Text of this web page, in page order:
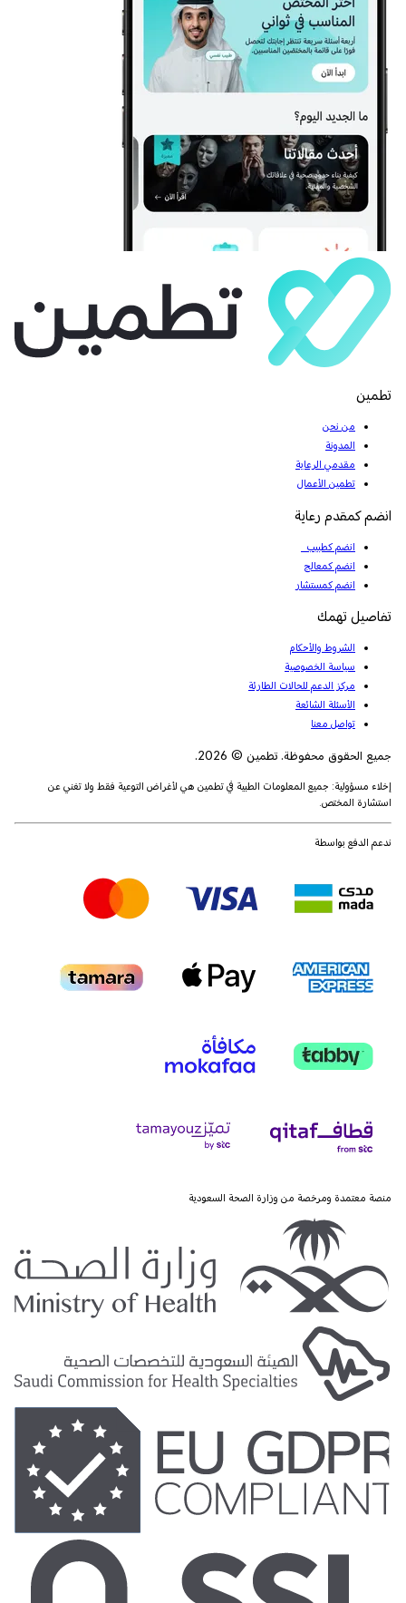
تطمين
من نحن
المدونة
مقدمي الرعاية
تطمين الأعمال
انضم كمقدم رعاية
انضم كطبيب
انضم كمعالج
انضم كمستشار
تفاصيل تهمك
الشروط والأحكام
سياسة الخصوصية
مركز الدعم للحالات الطارئة
الأسئلة الشائعة
تواصل معنا
جميع الحقوق محفوظة. تطمين © 2026.
إخلاء مسؤولية: جميع المعلومات الطبية في تطمين هي لأغراض التوعية فقط ولا تغني عن
استشارة المختص.
ندعم الدفع بواسطة
منصة معتمدة ومرخصة من وزارة الصحة السعودية